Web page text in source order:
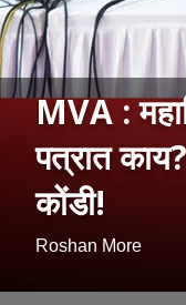
MVA :
पत्रात
कोंडी!
Roshan More